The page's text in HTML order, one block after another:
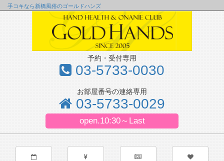
手コキなら新橋風俗のゴールドハンズ
予約・受付専用
03-5733-0030
お部屋番号の連絡専用
03-5733-0029
open.10:30～Last